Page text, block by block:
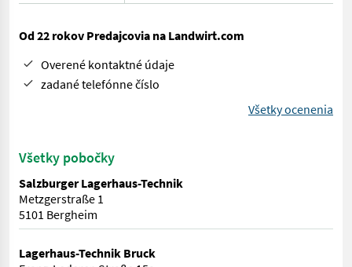
Od 22 rokov Predajcovia na Landwirt.com
Overené kontaktné údaje
zadané telefónne číslo
Všetky ocenenia
Všetky pobočky
Salzburger Lagerhaus-Technik
Metzgerstraße 1
5101 Bergheim
Lagerhaus-Technik Bruck